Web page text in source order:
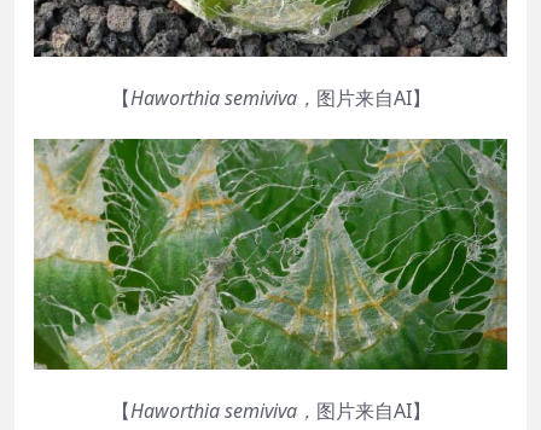
【Haworthia semiviva， 图片来自AI】
【Haworthia semiviva， 图片来自AI】